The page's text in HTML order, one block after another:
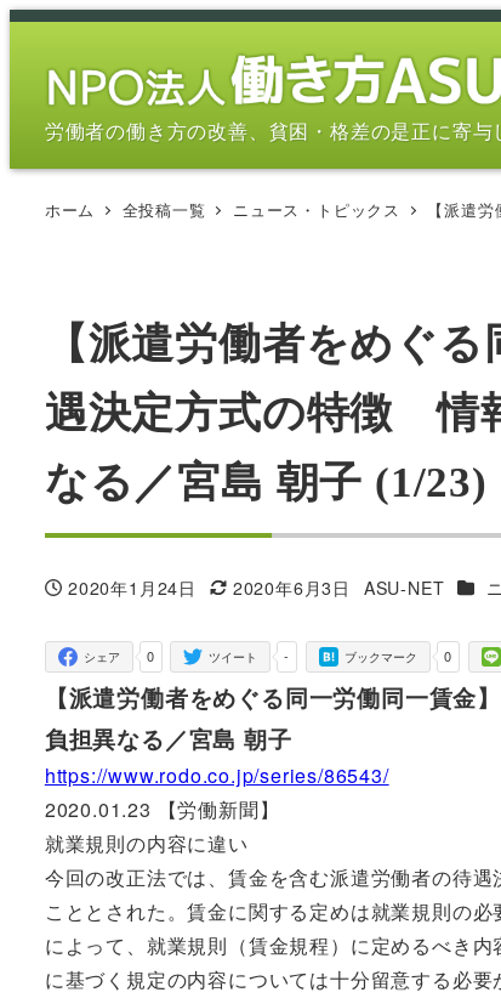
メ
労働者の働き方の改善、貧困・格差の是正に寄与
ホーム 全投稿一覧 ニュース・トピックス 【派遣
【派遣労働者をめぐ
遇決定方式の特徴 情
なる／宮島 朝子 (1/23)
投稿日
2020年1月24日
更新日
2020年6月3日
著
ASU-NET カテ
0
シェア -
ツイート 0
ブックマーク
【派遣労働者をめぐる同一労働同一賃
負担異なる／宮島 朝子
https://www.rodo.co.jp/series/86543/
2020.01.23 【労働新聞】
就業規則の内容に違い
今回の改正法では、賃金を含む派遣労働者の待
こととされた。賃金に関する定めは就業規則の
によって、就業規則（賃金規程）に定めるべき
に基づく規定の内容については十分留意する必要